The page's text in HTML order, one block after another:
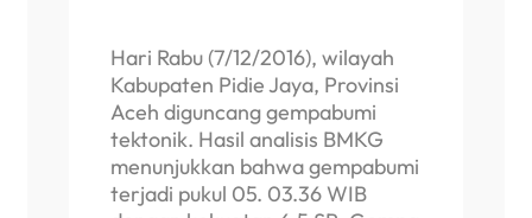
Hari Rabu (7/12/2016), wilayah
Kabupaten Pidie Jaya, Provinsi
Aceh diguncang gempabumi
tektonik. Hasil analisis BMKG
menunjukkan bahwa gempabumi
terjadi pukul 05. 03.36 WIB